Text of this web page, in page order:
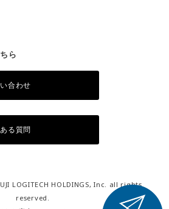
ら
合わせ
る質問
LOGITECH HOLDINGS, Inc. all rights
reserved.